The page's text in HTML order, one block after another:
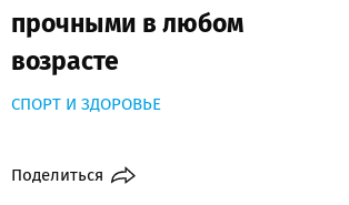
прочными в любом
возрасте
СПОРТ И ЗДОРОВЬЕ
Поделиться